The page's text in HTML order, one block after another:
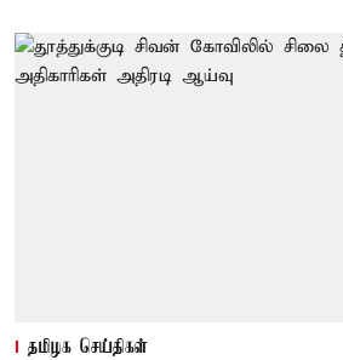
தமிழக செய்திகள்